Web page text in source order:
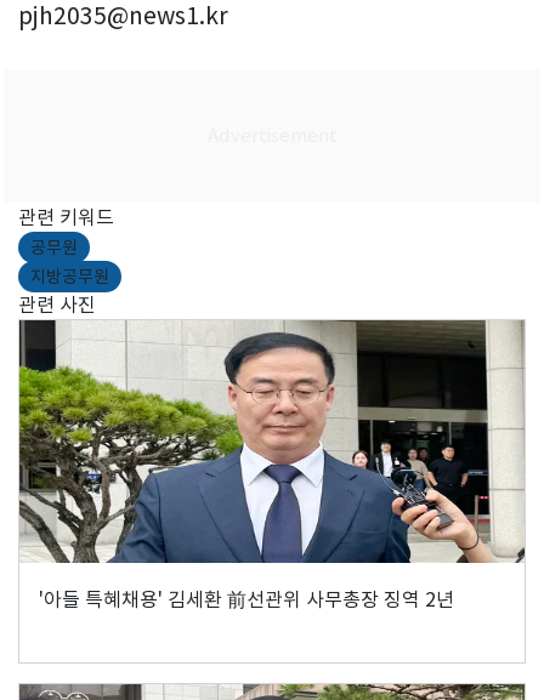
pjh2035@news1.kr
관련 키워드
공무원
지방공무원
관련 사진
'아들 특혜채용' 김세환 前선관위 사무총장 징역 2년